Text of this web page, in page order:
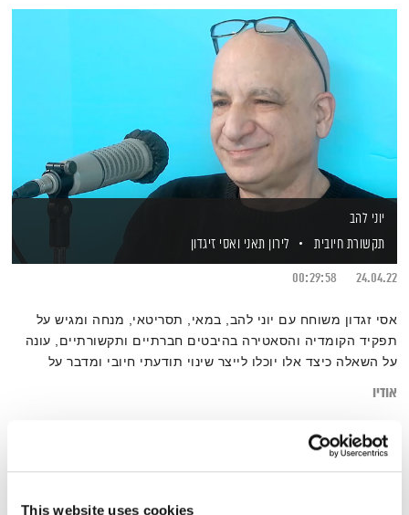
This website uses cookies
יוני להב
תקשורת חיובית
לירון תאני ואסי זיגדון
24.04.22
00:29:58
אסי זגדון משוחח עם יוני להב, במאי, תסריטאי, מנחה ומגיש על
תפקיד הקומדיה והסאטירה בהיבטים חברתיים ותקשורתיים, עונה
על השאלה כיצד אלו יוכלו לייצר שינוי תודעתי חיובי ומדבר על
אודיו